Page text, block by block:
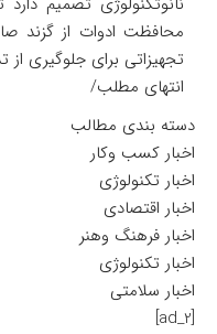
محافظت ادوات از گزند
تجهیزاتی برای جلوگیری
انتهای مطلب/
دسته بندی مطالب
اخبار کسب وکار
اخبار تکنولوژی
اخبار اقتصادی
اخبار فرهنگ وهنر
اخبار تکنولوژی
اخبار سلامتی
[ad_2]